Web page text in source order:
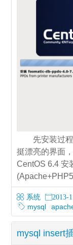
先安装过
挺漂亮的界面
CentOS 6.4 安
系统 2013-
mysql
mysql insert